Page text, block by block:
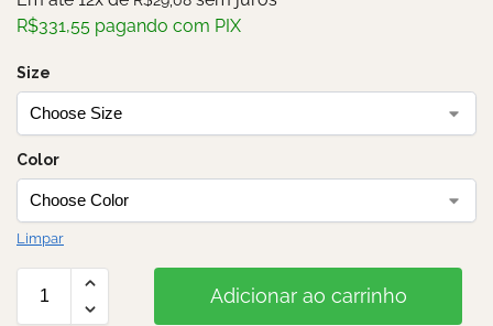
R$331,55 pagando com PIX
Size
Color
Limpar
Adicionar ao carrinho